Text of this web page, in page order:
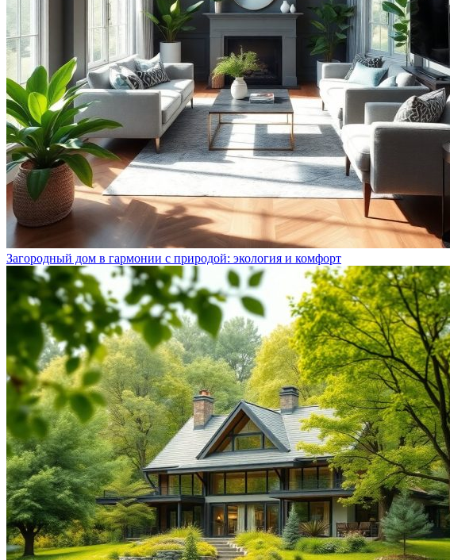
Загородный дом в гармонии с природой: экология и комфорт